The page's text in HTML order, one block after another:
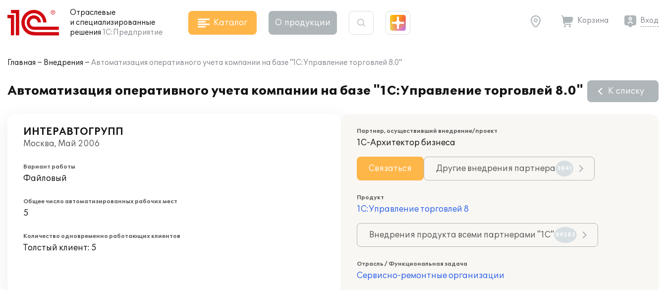
Отраслевые
и специализированные
решения 1С:Предприятие
Каталог О продукции Корзина Вход
Главная Внедрения Автоматизация оперативного учета компании на базе "1С:Управление торговлей 8.0"
Автоматизация оперативного учета компании на базе "1С:Управление торговлей 8.0" К списку
ИНТЕРАВТОГРУПП
Москва, Май 2006
Вариант работы
Файловый
Общее число автоматизированных рабочих мест
5
Количество одновременно работающих клиентов
Толстый клиент: 5
Партнер, осуществивший внедрение/проект
1С-Архитектор бизнеса
Связаться Другие внедрения партнера 3841
Продукт
1С:Управление торговлей 8
Внедрения продукта всеми партнерами "1С" 89283
Отрасль / Функциональная задача
Сервисно-ремонтные организации